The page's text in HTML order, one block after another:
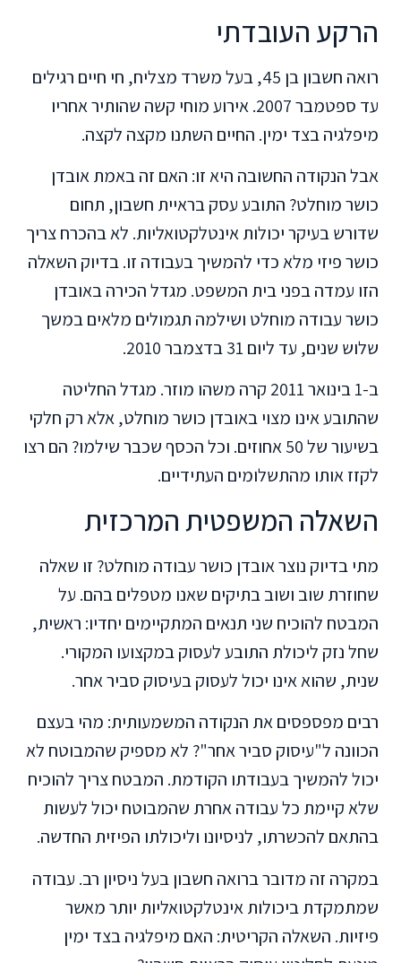
הרקע העובדתי
רואה חשבון בן 45, בעל משרד מצליח, חי חיים רגילים
עד ספטמבר 2007. אירוע מוחי קשה שהותיר אחריו
מיפלגיה בצד ימין. החיים השתנו מקצה לקצה.
אבל הנקודה החשובה היא זו: האם זה באמת אובדן
כושר מוחלט? התובע עסק בראיית חשבון, תחום
שדורש בעיקר יכולות אינטלקטואליות. לא בהכרח צריך
כושר פיזי מלא כדי להמשיך בעבודה זו. בדיוק השאלה
הזו עמדה בפני בית המשפט. מגדל הכירה באובדן
כושר עבודה מוחלט ושילמה תגמולים מלאים במשך
שלוש שנים, עד ליום 31 בדצמבר 2010.
ב-1 בינואר 2011 קרה משהו מוזר. מגדל החליטה
שהתובע אינו מצוי באובדן כושר מוחלט, אלא רק חלקי
בשיעור של 50 אחוזים. וכל הכסף שכבר שילמו? הם רצו
לקזז אותו מהתשלומים העתידיים.
השאלה המשפטית המרכזית
מתי בדיוק נוצר אובדן כושר עבודה מוחלט? זו שאלה
שחוזרת שוב ושוב בתיקים שאנו מטפלים בהם. על
המבטח להוכיח שני תנאים המתקיימים יחדיו: ראשית,
שחל נזק ליכולת התובע לעסוק במקצועו המקורי.
שנית, שהוא אינו יכול לעסוק בעיסוק סביר אחר.
רבים מפספסים את הנקודה המשמעותית: מהי בעצם
הכוונה ל"עיסוק סביר אחר"? לא מספיק שהמבוטח לא
יכול להמשיך בעבודתו הקודמת. המבטח צריך להוכיח
שלא קיימת כל עבודה אחרת שהמבוטח יכול לעשות
בהתאם להכשרתו, לניסיונו וליכולתו הפיזית החדשה.
במקרה זה מדובר ברואה חשבון בעל ניסיון רב. עבודה
שמתמקדת ביכולות אינטלקטואליות יותר מאשר
פיזיות. השאלה הקריטית: האם מיפלגיה בצד ימין